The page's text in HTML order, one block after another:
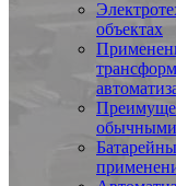
объектах